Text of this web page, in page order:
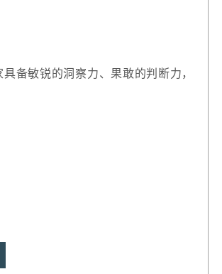
备敏锐的洞察力、果敢的判断力，